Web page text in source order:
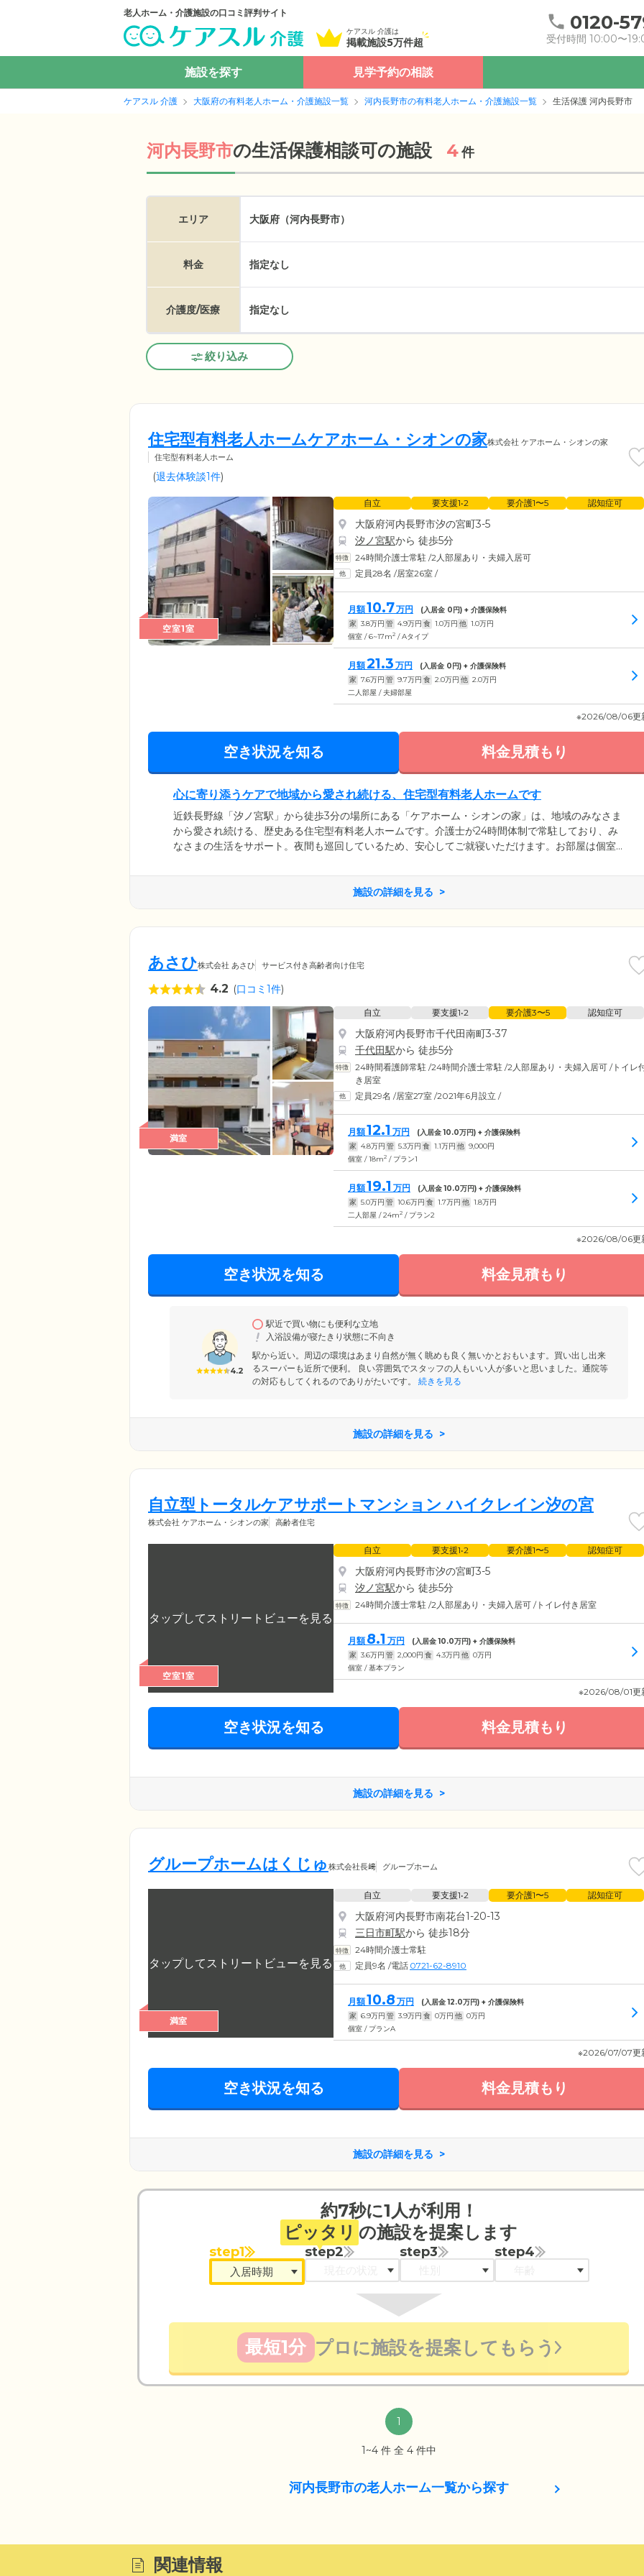
老人ホーム・介護施設の口コミ評判サイト
ケアスル 介護は
掲載施設5万件超
0120-
受付時間 10:00〜
施設を探す 見学予約の相談
ケアスル 介護 大阪府の有料老人ホーム・介護施設一覧 河内長野市の有料老人ホーム・介護施設一覧 生活保護 河内長野市
河内長野市の生活保護相談可の施設 4件
エリア 大阪府（河内長野市）
料金 指定なし
介護度/医療 指定なし
絞り込み
住宅型有料老人ホームケアホーム・シオンの家株式会社 ケアホーム・シオンの家
住宅型有料老人ホーム
(退去体験談1件)
空室1室
自立 要支援1•2 要介護1〜5 認知症可
大阪府河内長野市汐の宮町3-5
汐ノ宮駅から 徒歩5分
24時間介護士常駐 /2人部屋あり・夫婦入居可
定員28名 /居室26室 /
月額10.7万円 (入居金 0円) + 介護保険料
家 3.8万円 管 4.9万円 食 1.0万円 他 1.0万円
個室 / 6~17m2 / Aタイプ
月額21.3 万円 (入居金 0円) + 介護保険料
家 7.6万円 管 9.7万円 食 2.0万円 他 2.0万円
二人部屋 / 夫婦部屋
※2026/08/06更
空き状況を知る 料金見積もり
心に寄り添うケアで地域から愛され続ける、住宅型有料老人ホームです
近鉄長野線「汐ノ宮駅」から徒歩3分の場所にある「ケアホーム・シオンの家」は、地域のみなさま
から愛され続ける、歴史ある住宅型有料老人ホームです。介護士が24時間体制で常駐しており、み
なさまの生活をサポート。夜間も巡回しているため、安心してご就寝いただけます。お部屋は個室
ご入居初日から大切な衣服を収納できます。入居金は不要、初期費用を低コストに抑えられること
も大きな魅力。また、ご入居後に介護度が上がり、寝たきりになった場合も、退去の必要はござい
施設の詳細を見る
あさひ株式会社 あさひ サービス付き高齢者向け住宅
4.2 (口コミ1件)
満室
自立 要支援1•2 要介護3〜5 認知症可
大阪府河内長野市千代田南町3-37
千代田駅から 徒歩5分
24時間看護師常駐 /24時間介護士常駐 /2人部屋あり・夫婦入居可 /トイレ
き居室
定員29名 /居室27室 /2021年6月設立 /
月額12.1 万円 (入居金10.0万円) + 介護保険料
家 4.8万円 管 5.3万円 食 1.1万円 他 9,000円
個室 / 18m2 / プラン1
月額19.1 万円 (入居金10.0万円) + 介護保険料
家 5.0万円 管 10.6万円 食 1.7万円 他 1.8万円
二人部屋 / 24m2 / プラン2
※2026/08/06更
空き状況を知る 料金見積もり
4.2
駅近で買い物にも便利な立地
入浴設備が寝たきり状態に不向き
駅から近い。周辺の環境はあまり自然が無く眺めも良く無いかとおもいます。買い出し出来
るスーパーも近所で便利。 良い雰囲気でスタッフの人もいい人が多いと思いました。通院等
の対応もしてくれるのでありがたいです。
続きを見る
施設の詳細を見る
自立型トータルケアサポートマンション ハイクレイン汐の宮
株式会社 ケアホーム・シオンの家 高齢者住宅
空室1室
自立 要支援1•2 要介護1〜5 認知症可
大阪府河内長野市汐の宮町3-5
汐ノ宮駅から 徒歩5分
24時間介護士常駐 /2人部屋あり・夫婦入居可 /トイレ付き居室
月額 8.1 万円 (入居金10.0万円) + 介護保険料
家 3.6万円 管 2,000円 食 4.3万円 他 0万円
個室 / 基本プラン
※2026/08/01更
空き状況を知る 料金見積もり
施設の詳細を見る
グループホームはくじゅ 株式会社長﨑 グループホーム
満室
自立 要支援1•2 要介護1〜5 認知症可
大阪府河内長野市南花台1-20-13
三日市町駅から 徒歩18分
24時間介護士常駐
定員9名 /電話 0721-62-8910
月額10.8 万円 (入居金12.0万円) + 介護保険料
家 6.9万円 管 3.9万円 食 0万円 他 0万円
個室 / プランA
※2026/07/07更
空き状況を知る 料金見積もり
施設の詳細を見る
約7秒に1人が利用！
ピッタリ の施設を提案します
step1 step2 step3 step4
最短1分 プロに施設を提案してもらう
1
1~4 件 全 4 件中
河内長野市の老人ホーム一覧から探す
関連情報